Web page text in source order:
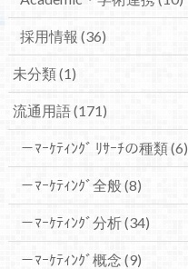
採用情報 (36)
未分類(1)
流通用語(171)
－ﾏｰｹﾃｨﾝｸﾞ ﾘｻｰﾁの種類(6)
－ﾏｰｹﾃｨﾝｸﾞ全般(8)
－ﾏｰｹﾃｨﾝｸﾞ分析(34)
－ﾏｰｹﾃｨﾝｸﾞ概念 (9)